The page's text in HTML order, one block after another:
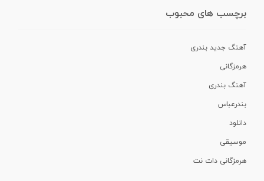
برچسب های محبوب
آهنگ جدید بندری
هرمزگانی
آهنگ بندری
بندرعباس
دانلود
موسیقی
هرمزگانی دات نت